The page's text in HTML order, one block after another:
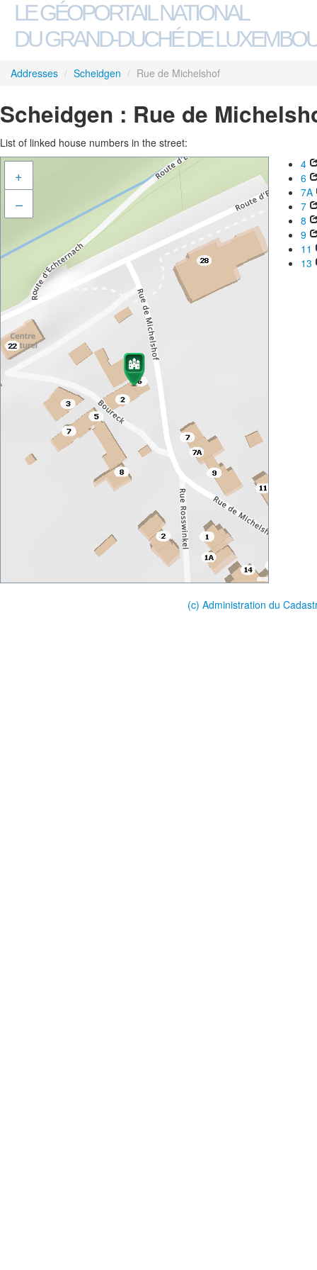
LE GÉOPORTAIL NATIONAL
DU GRAND-DUCHÉ DE
Addresses / Scheidgen / Rue de Michelshof
Scheidgen : Rue de
List of linked house numbers in the street:
+
–
4
6
7A
7
8
9
11
13
(c) Administration du